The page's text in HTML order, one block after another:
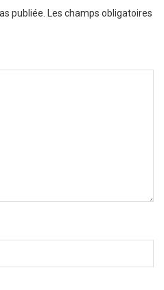
publiée.
Les champs obligatoires